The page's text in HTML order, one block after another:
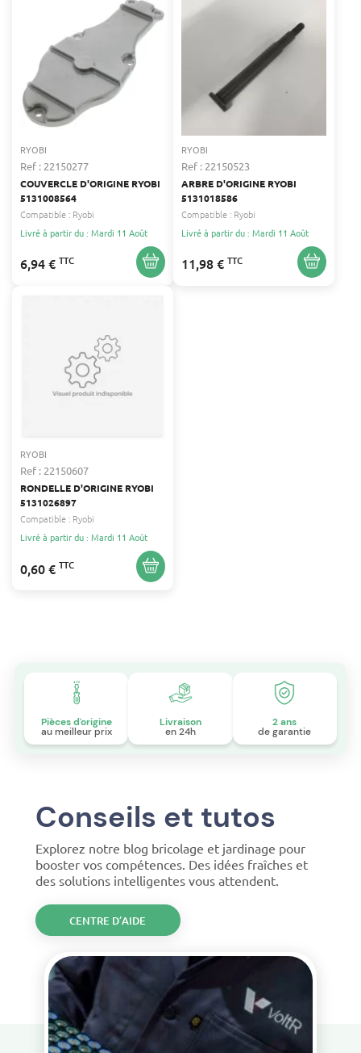
RYOBI
Ref : 22150277
COUVERCLE D'ORIGINE RYOBI
5131008564
Compatible : Ryobi
Livré à partir du : Mardi 11 Août
6,94 € TTC
RYOBI
Ref : 22150523
ARBRE D'ORIGINE RYOBI
5131018586
Compatible : Ryobi
Livré à partir du : Mardi 11 Août
11,98 € TTC
RYOBI
Ref : 22150607
RONDELLE D'ORIGINE RYOBI
5131026897
Compatible : Ryobi
Livré à partir du : Mardi 11 Août
0,60 € TTC
Pièces d'origine
au meilleur prix
Livraison
en 24h
2 ans
de garantie
Conseils et tutos
Explorez notre blog bricolage et jardinage pour
booster vos compétences. Des idées fraîches et
des solutions intelligentes vous attendent.
CENTRE D’AIDE